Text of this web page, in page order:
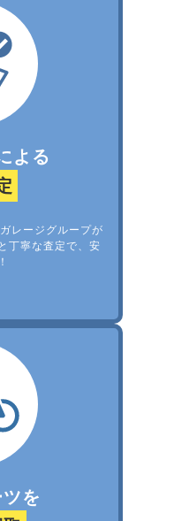
よる
レージグループが
丁寧な査定で、安
を